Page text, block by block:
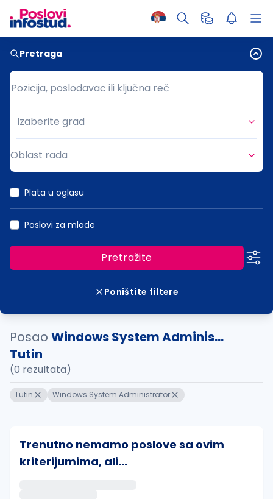
Pretraga
Pozicija, poslodavac ili ključna reč
Pozicija, poslodavac ili ključna reč
Grad
Izaberite grad
Oblast rada
Plata u oglasu
Poslovi za mlade
Pretražite
Poništite filtere
Posao Windows System Adminis...
Tutin
(0 rezultata)
Tutin Windows System Administrator
Trenutno nemamo poslove sa ovim
kriterijumima, ali...